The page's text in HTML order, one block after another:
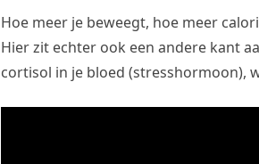
Hoe meer je beweegt, hoe meer
Hier zit echter ook een andere kant
cortisol in je bloed (stresshormoon),